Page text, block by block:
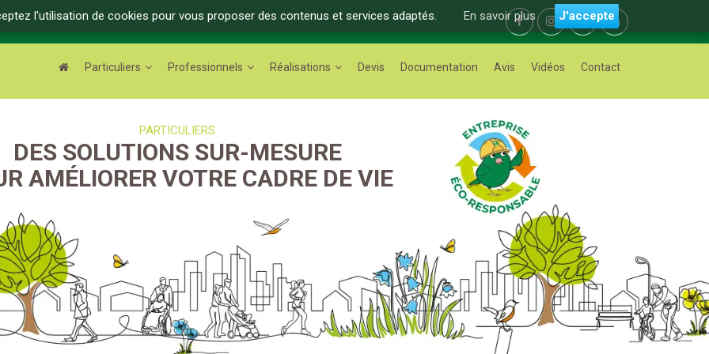
Particuliers Professionnels Réalisations Devis Documentation Avis Vidéos Contact
PARTICULIERS
DES SOLUTIONS SUR-MESURE
AMÉLIORER VOTRE CADRE DE VIE
l'utilisation de cookies pour vous proposer des contenus et services adaptés. En savoir plus J'accepte